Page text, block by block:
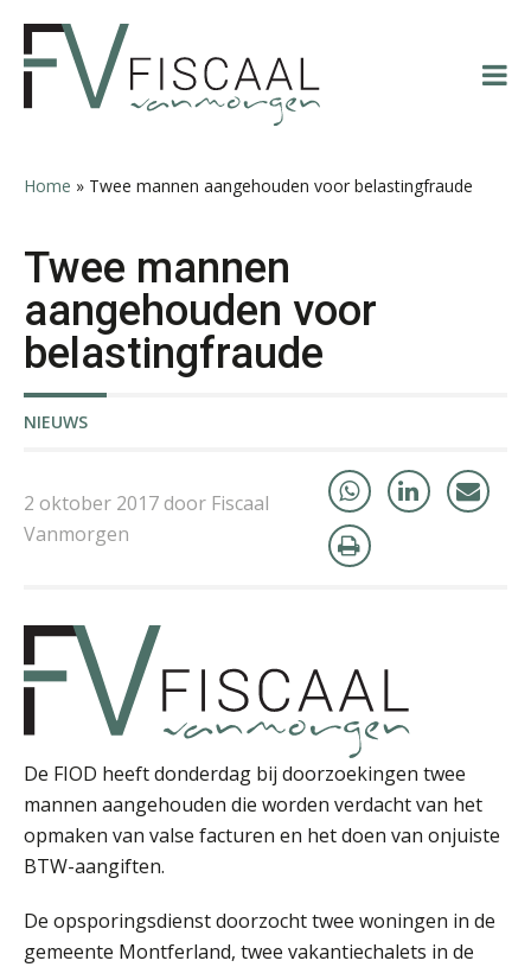
hoofdnavigatie
hoofd
eerste
voettekst
Home » Twee mannen aangehouden voor belastingfraude
Twee mannen
aangehouden voor
belastingfraude
NIEUWS
2 oktober 2017 door Fiscaal
Vanmorgen
De FIOD heeft donderdag bij doorzoekingen twee
mannen aangehouden die worden verdacht van het
opmaken van valse facturen en het doen van onjuiste
BTW-aangiften.
De opsporingsdienst doorzocht twee woningen in de
gemeente Montferland, twee vakantiechalets in de
Léon de Jager
Erik van Toledo
Barry Willemsen